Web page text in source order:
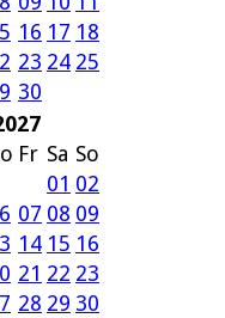
16 17 18
23 24 25
30
Fr Sa So
01 02
07 08 09
14 15 16
21 22 23
28 29 30